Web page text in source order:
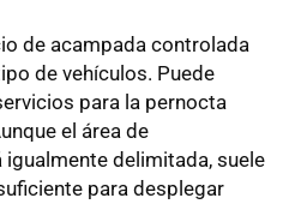
de acampada controlada
de vehículos. Puede
para la pernocta
el área de
delimitada, suele
para desplegar